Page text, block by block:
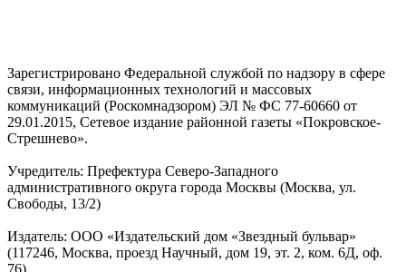
Зарегистрировано Федеральной службой по надзору в сфере
связи, информационных технологий и массовых
коммуникаций (Роскомнадзором) ЭЛ № ФС 77-60660 от
29.01.2015, Сетевое издание районной газеты «Покровское-
Стрешнево».
Учредитель: Префектура Северо-Западного
административного округа города Москвы (Москва, ул.
Свободы, 13/2)
Издатель: ООО «Издательский дом «Звездный бульвар»
(117246, Москва, проезд Научный, дом 19, эт. 2, ком. 6Д, оф.
76)